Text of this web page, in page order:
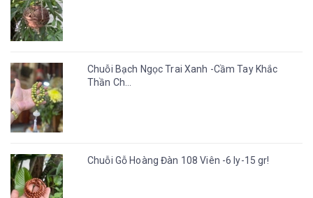
Chuỗi Bạch Ngọc Trai Xanh -Cầm Tay Khắc
Thần Ch...
Chuỗi Gỗ Hoàng Đàn 108 Viên -6 ly-15 gr!